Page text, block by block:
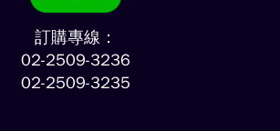
訂購專線：
02-2509-3236
02-2509-3235